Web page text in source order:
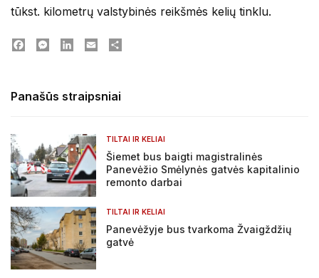
tūkst. kilometrų valstybinės reikšmės kelių tinklu.
FacebookMessengerLinkedInEmail
Panašūs straipsniai
TILTAI IR KELIAI
Šiemet bus baigti magistralinės
Panevėžio Smėlynės gatvės kapitalinio
remonto darbai
TILTAI IR KELIAI
Panevėžyje bus tvarkoma Žvaigždžių
gatvė